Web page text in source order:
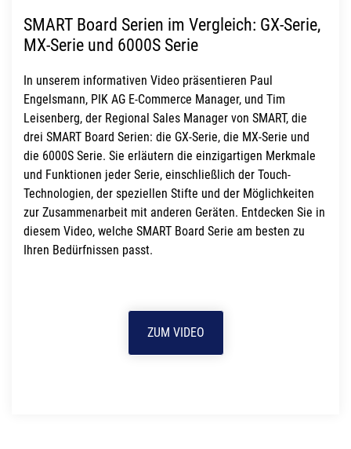
SMART Board Serien im Vergleich: GX-Serie,
MX-Serie und 6000S Serie
In unserem informativen Video präsentieren Paul
Engelsmann, PIK AG E-Commerce Manager, und Tim
Leisenberg, der Regional Sales Manager von SMART, die
drei SMART Board Serien: die GX-Serie, die MX-Serie und
die 6000S Serie. Sie erläutern die einzigartigen Merkmale
und Funktionen jeder Serie, einschließlich der Touch-
Technologien, der speziellen Stifte und der Möglichkeiten
zur Zusammenarbeit mit anderen Geräten. Entdecken Sie in
diesem Video, welche SMART Board Serie am besten zu
Ihren Bedürfnissen passt.
ZUM VIDEO